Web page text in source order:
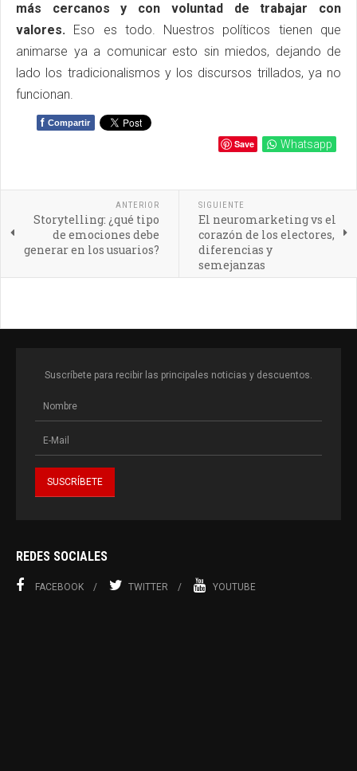
más cercanos y con voluntad de trabajar con
valores. Eso es todo. Nuestros políticos tienen que
animarse ya a comunicar esto sin miedos, dejando de
lado los tradicionalismos y los discursos trillados, ya no
funcionan.
f Compartir
Save Whatsapp
ANTERIOR
Storytelling: ¿qué tipo
de emociones debe
generar en los usuarios?
SIGUIENTE
El neuromarketing vs el
corazón de los electores,
diferencias y
semejanzas
Suscríbete para recibir las principales noticias y descuentos.
REDES SOCIALES
FACEBOOK TWITTER YOUTUBE